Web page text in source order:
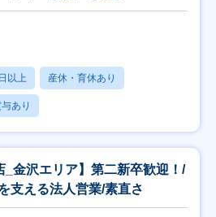
以上 産休・育休あり
あり
_金沢エリア】第二新卒歓迎！/
支える法人営業/素直さ